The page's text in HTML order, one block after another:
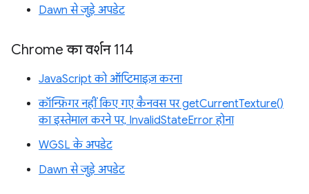
Dawn से जुड़े अपडेट
Chrome का वर्शन 114
JavaScript को ऑप्टिमाइज़ करना
कॉन्फ़िगर नहीं किए गए कैनवस पर getCurrentTexture()
का इस्तेमाल करने पर, InvalidStateError होना
WGSL के अपडेट
Dawn से जुड़े अपडेट